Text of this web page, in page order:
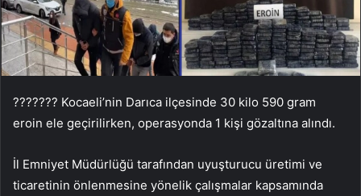
??????? Kocaeli’nin Darıca ilçesinde 30 kilo 590 gram
eroin ele geçirilirken, operasyonda 1 kişi gözaltına alındı.
İl Emniyet Müdürlüğü tarafından uyuşturucu üretimi ve
ticaretinin önlenmesine yönelik çalışmalar kapsamında